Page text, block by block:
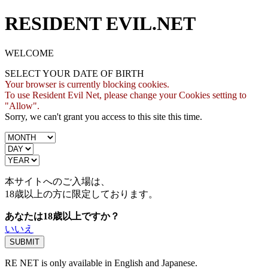
RESIDENT EVIL.NET
WELCOME
SELECT YOUR DATE OF BIRTH
Your browser is currently blocking cookies.
To use Resident Evil Net, please change your Cookies setting to
"Allow".
Sorry, we can't grant you access to this site this time.
本サイトへのご入場は、
18歳以上の方に限定しております。
あなたは18歳以上ですか？
いいえ
RE NET is only available in English and Japanese.